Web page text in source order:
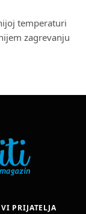
temperaturi
zagrevanju
PRIJATELJA